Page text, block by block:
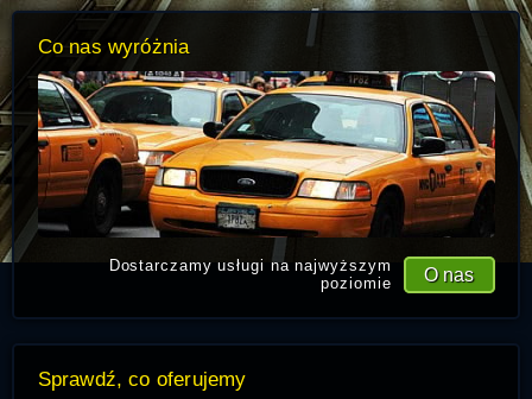
Co nas wyróżnia
O nas
Dostarczamy usługi na najwyższym
poziomie
Sprawdź, co oferujemy